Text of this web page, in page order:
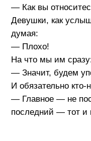
— Как вы
Девушки, как
думая:
— Плохо!
На что мы им
— Значит, будем
И обязательно
— Главное — не
последний — тот и